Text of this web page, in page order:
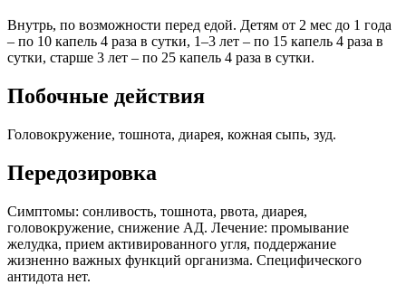
Внутрь, по возможности перед едой. Детям от 2 мес до 1 года
– по 10 капель 4 раза в сутки, 1–3 лет – по 15 капель 4 раза в
сутки, старше 3 лет – по 25 капель 4 раза в сутки.
Побочные действия
Головокружение, тошнота, диарея, кожная сыпь, зуд.
Передозировка
Симптомы: сонливость, тошнота, рвота, диарея,
головокружение, снижение АД. Лечение: промывание
желудка, прием активированного угля, поддержание
жизненно важных функций организма. Специфического
антидота нет.